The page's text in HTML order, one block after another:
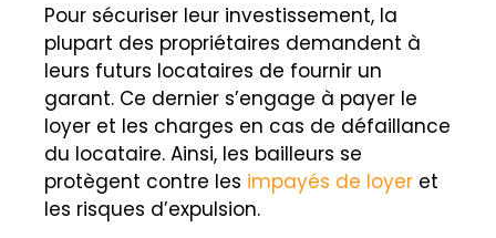
Pour sécuriser leur investissement, la
plupart des propriétaires demandent à
leurs futurs locataires de fournir un
garant. Ce dernier s’engage à payer le
loyer et les charges en cas de défaillance
du locataire. Ainsi, les bailleurs se
protègent contre les impayés de loyer et
les risques d’expulsion.